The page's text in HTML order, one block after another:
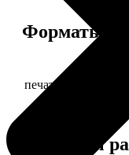
Форматы и
печать фото на
Примеры